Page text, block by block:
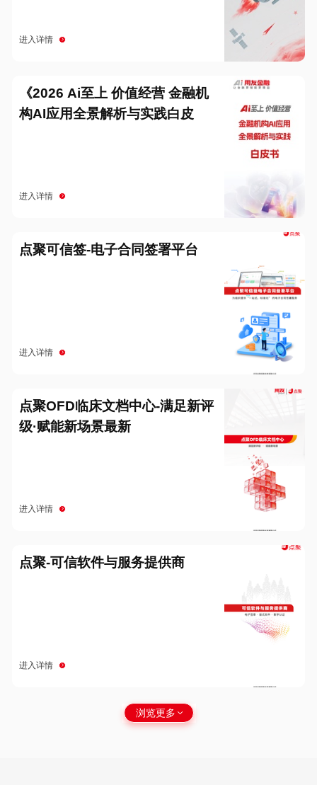
进入详情
《2026 Ai至上 价值经营 金融机
构AI应用全景解析与实践白皮
进入详情
点聚可信签-电子合同签署平台
进入详情
点聚OFD临床文档中心-满足新评
级·赋能新场景最新
进入详情
点聚-可信软件与服务提供商
进入详情
浏览更多